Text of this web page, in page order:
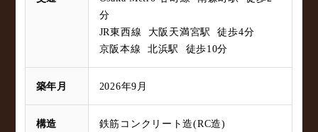
分
JR東西線 大阪天満宮駅 徒歩4分
京阪本線 北浜駅 徒歩10分
築年月 2026年9月
構造 鉄筋コンクリート造(RC造)